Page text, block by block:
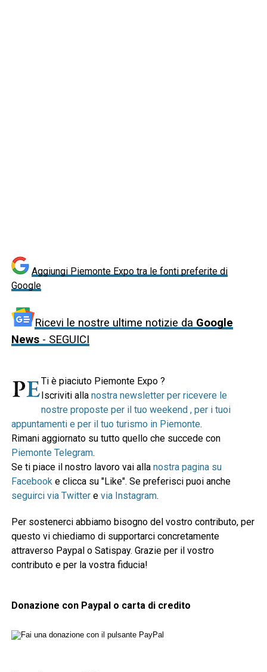
Aggiungi Piemonte Expo tra le fonti preferite di
Google
Ricevi le nostre ultime notizie da Google
News- SEGUICI
Ti è piaciuto Piemonte Expo ?
Iscriviti alla nostra newsletter per ricevere le
nostre proposte per il tuo weekend , per i tuoi
appuntamenti e per il tuo turismo in Piemonte.
Rimani aggiornato su tutto quello che succede con
Piemonte Telegram.
Se ti piace il nostro lavoro vai alla nostra pagina su
Facebooke clicca su "Like". Se preferisci puoi anche
seguirci via Twittere via Instagram.
Per sostenerci abbiamo bisogno del vostro contributo, per
questo vi chiediamo di supportarci concretamente
attraverso Paypal o Satispay. Grazie per il vostro
contributo e per la vostra fiducia!
Donazione con Paypal o carta di credito